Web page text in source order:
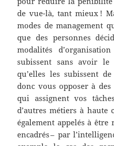
de vue-là, tant mieux !
modes de management
que des personnes
modalités
subissent sans avoir
qu’elles les subissent
donc vous opposer à
qui assignent vos
d’autres métiers à haute
également appelés à être
encadrés – par